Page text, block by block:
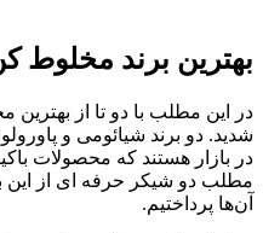
بهترین برند مخلوط
در این مطلب با دو تا از
شدید. دو برند شیائومی و
در بازار هستند که محصولات
مطلب دو شیکر حرفه ای از این
آن‌ها پرداختیم.